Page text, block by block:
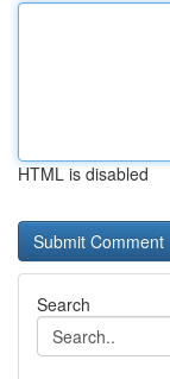
HTML is disabled
Search